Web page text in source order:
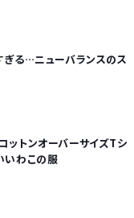
ぎる…ニューバランスのス
ットンオーバーサイズTシ
いわこの服